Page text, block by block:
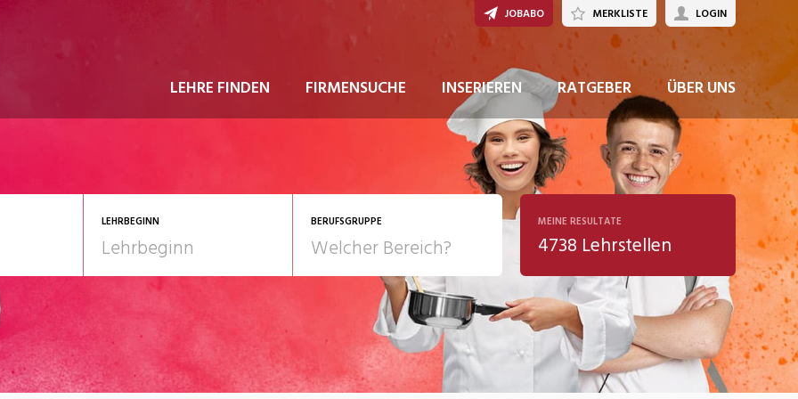
LEHRE FINDEN FIRMENSUCHE INSERIEREN RATGEBER ÜBER UNS
JOBABO MERKLISTE LOGIN
LEHRBEGINN BERUFSGRUPPE
Gesundheit/Pflege/Soziales
Telco
Kultur
MEINE RESULTATE
4738 Lehrstellen